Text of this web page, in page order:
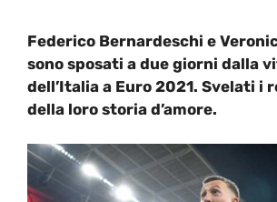
Federico Bernardeschi e
sono sposati a due giorni dalla
dell’Italia a Euro 2021. Svelati i
della loro storia d’amore.